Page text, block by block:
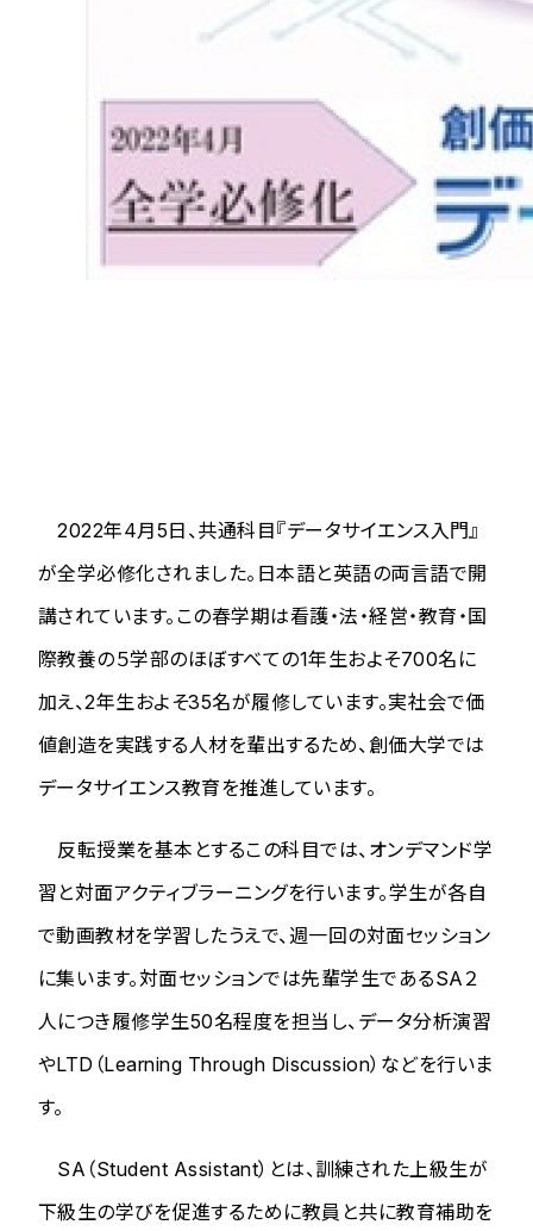
2022年4月5日、共通科目『データサイエンス入門』
が全学必修化されました。日本語と英語の両言語で開
講されています。この春学期は看護・法・経営・教育・国
際教養の５学部のほぼすべての1年生およそ700名に
加え、2年生およそ35名が履修しています。実社会で価
値創造を実践する人材を輩出するため、創価大学では
データサイエンス教育を推進しています。
反転授業を基本とするこの科目では、オンデマンド学
習と対面アクティブラーニングを行います。学生が各自
で動画教材を学習したうえで、週一回の対面セッション
に集います。対面セッションでは先輩学生であるSA２
人につき履修学生50名程度を担当し、データ分析演習
やLTD（Learning Through Discussion）などを行いま
す。
SA（Student Assistant）とは、訓練された上級生が
下級生の学びを促進するために教員と共に教育補助を